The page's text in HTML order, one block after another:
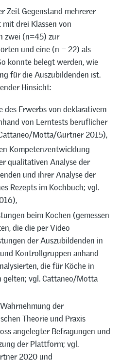
Zeit Gegenstand mehrerer
drei Klassen von
zwei (n=45) zur
und eine (n = 22) als
konnte belegt werden, wie
für die Auszubildenden ist.
Hinsicht:
des Erwerbs von deklarativem
von Lerntests beruflicher
Motta/Gurtner 2015),
Kompetenzentwicklung
qualitativen Analyse der
und ihrer Analyse der
Rezepts im Kochbuch; vgl.
beim Kochen (gemessen
die die per Video
der Auszubildenden in
Kontrollgruppen anhand
die für Köche in
gelten; vgl. Cattaneo/Motta
der
Theorie und Praxis
angelegter Befragungen und
der Plattform; vgl.
2020 und